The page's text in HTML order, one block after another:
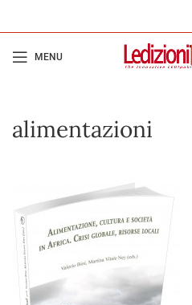
MENU
alimentazioni